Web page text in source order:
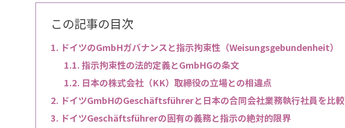
この記事の目次
ドイツのGmbHガバナンスと指示拘束性（Weisungsgebundenheit）
指示拘束性の法的定義とGmbHGの条文
日本の株式会社（KK）取締役の立場との相違点
ドイツGmbHのGeschäftsführerと日本の合同会社業務執行社員を比較
ドイツGeschäftsführerの固有の義務と指示の絶対的限界